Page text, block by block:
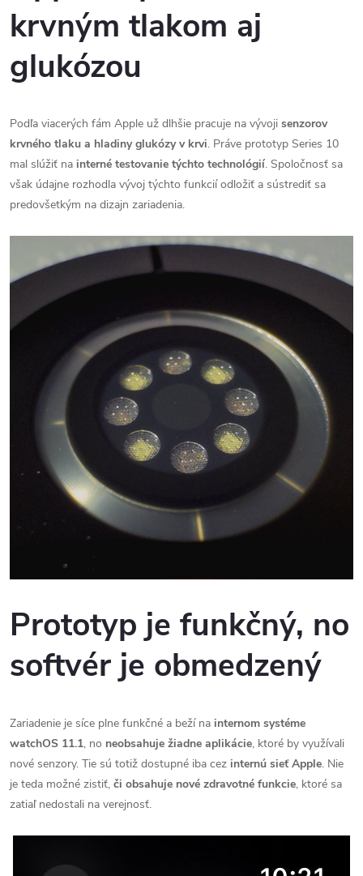
krvným tlakom aj
glukózou
Podľa viacerých fám Apple už dlhšie pracuje na vývoji senzorov
krvného tlaku a hladiny glukózy v krvi. Práve prototyp Series 10
mal slúžiť na interné testovanie týchto technológií. Spoločnosť sa
však údajne rozhodla vývoj týchto funkcií odložiť a sústrediť sa
predovšetkým na dizajn zariadenia.
Prototyp je funkčný, no
softvér je obmedzený
Zariadenie je síce plne funkčné a beží na internom systéme
watchOS 11.1, no neobsahuje žiadne aplikácie, ktoré by využívali
nové senzory. Tie sú totiž dostupné iba cez internú sieť Apple. Nie
je teda možné zistiť, či obsahuje nové zdravotné funkcie, ktoré sa
zatiaľ nedostali na verejnosť.